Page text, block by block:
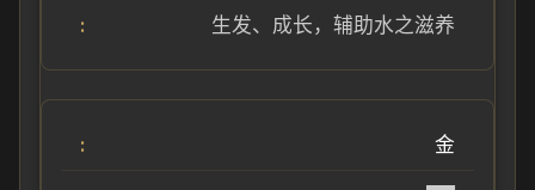
生发、成长，辅助水之滋养
金